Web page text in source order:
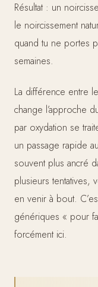
Résultat : un
le noircissement
quand tu ne portes
semaines.
La différence entre
change l’approche
par oxydation se
un passage rapide
souvent plus ancré
plusieurs tentatives,
en venir à bout.
génériques « pour
forcément ici.